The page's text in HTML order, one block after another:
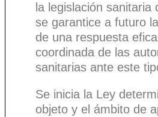
la legislación sanitaria
se garantice a futuro
de una respuesta
coordinada de las
sanitarias ante este
Se inicia la Ley
objeto y el ámbito de